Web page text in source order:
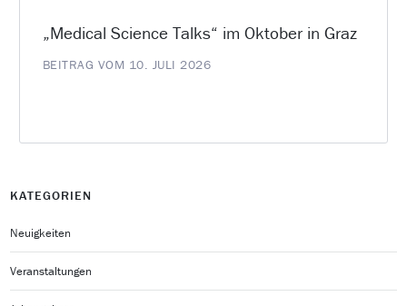
„Medical Science Talks“ im Oktober in Graz
BEITRAG VOM 10. JULI 2026
KATEGORIEN
Neuigkeiten
Veranstaltungen